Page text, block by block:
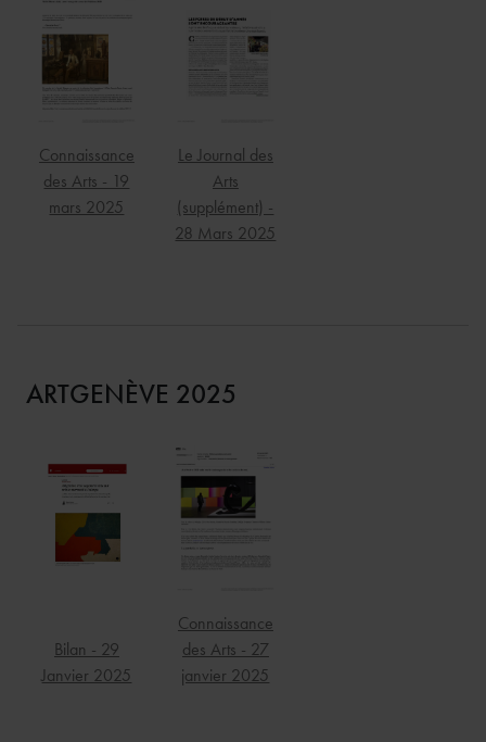
Connaissance
des Arts - 19
mars 2025
Le Journal des
Arts
(supplément) -
28 Mars 2025
ARTGENÈVE 2025
Bilan - 29
Janvier 2025
Connaissance
des Arts - 27
janvier 2025